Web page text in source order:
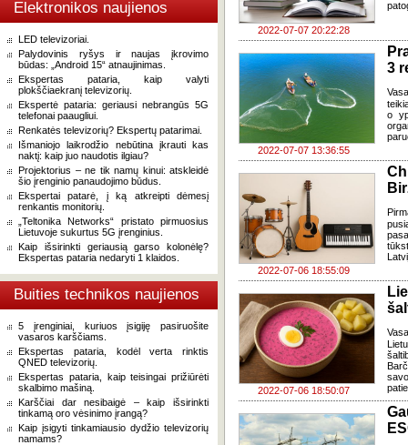
Elektronikos naujienos
LED televizoriai.
Palydovinis ryšys ir naujas įkrovimo
būdas: „Android 15“ atnaujinimas.
Ekspertas pataria, kaip valyti
plokščiaekranį televizorių.
Ekspertė pataria: geriausi nebrangūs 5G
telefonai paaugliui.
Renkatės televizorių? Ekspertų patarimai.
Išmaniojo laikrodžio nebūtina įkrauti kas
naktį: kaip juo naudotis ilgiau?
Projektorius – ne tik namų kinui: atskleidė
šio įrenginio panaudojimo būdus.
Ekspertai patarė, į ką atkreipti dėmesį
renkantis monitorių.
„Teltonika Networks“ pristato pirmuosius
Lietuvoje sukurtus 5G įrenginius.
Kaip išsirinkti geriausią garso kolonėlę?
Ekspertas pataria nedaryti 1 klaidos.
Buities technikos naujienos
5 įrenginiai, kuriuos įsigiję pasiruošite
vasaros karščiams.
Ekspertas pataria, kodėl verta rinktis
QNED televizorių.
Ekspertas pataria, kaip teisingai prižiūrėti
skalbimo mašiną.
Karščiai dar nesibaigė – kaip išsirinkti
tinkamą oro vėsinimo įrangą?
Kaip įsigyti tinkamiausio dydžio televizorių
namams?
2022-07-07 20:22:28
2022-07-07 13:36:55
3
o
2022-07-06 18:55:09
2022-07-06 18:50:07